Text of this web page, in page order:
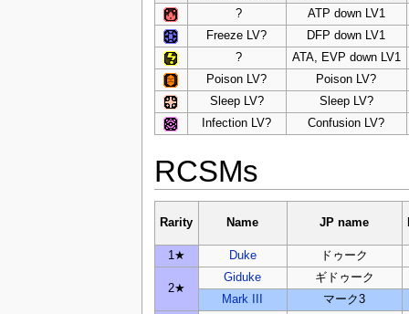
?
ATP down LV1
Freeze LV?
DFP down LV1
?
ATA, EVP down LV1
Poison LV?
Poison LV?
Sleep LV?
Sleep LV?
Infection LV?
Confusion LV?
RCSMs
Rarity Name JP name
1★ Duke ドゥーク
2★
Giduke
ギドゥーク
Mark III
マーク3